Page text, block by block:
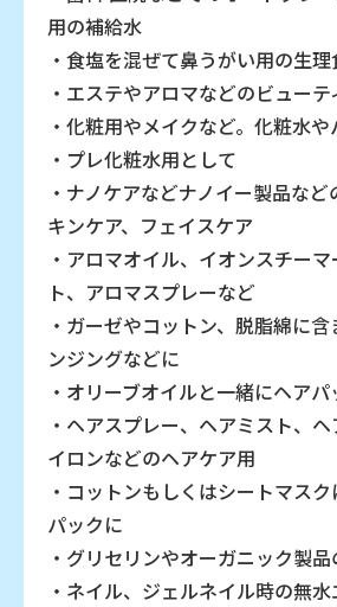
用の補給水
・食塩を混ぜて鼻うがい用の生
・エステやアロマなどのビューテ
・化粧用やメイクなど。化粧水
・プレ化粧水用として
・ナノケアなどナノイー製品な
キンケア、フェイスケア
・アロマオイル、イオンスチー
ト、アロマスプレーなど
・ガーゼやコットン、脱脂綿に
ンジングなどに
・オリーブオイルと一緒にヘア
・ヘアスプレー、ヘアミスト、
イロンなどのヘアケア用
・コットンもしくはシートマス
パックに
・グリセリンやオーガニック製
・ネイル、ジェルネイル時の無